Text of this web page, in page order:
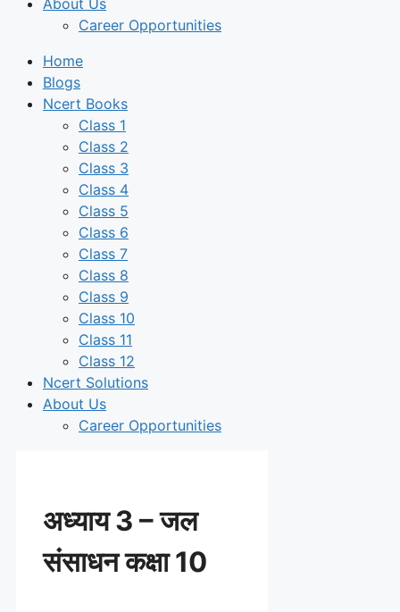
About Us
Career Opportunities
Home
Blogs
Ncert Books
Class 1
Class 2
Class 3
Class 4
Class 5
Class 6
Class 7
Class 8
Class 9
Class 10
Class 11
Class 12
Ncert Solutions
About Us
Career Opportunities
अध्याय 3 – जल
संसाधन कक्षा 10